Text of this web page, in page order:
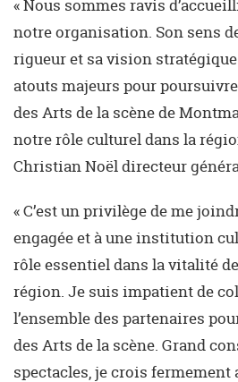
« Nous sommes ravis
notre organisation. Son sens
rigueur et sa vision
atouts majeurs pour
des Arts de la scène de
notre rôle culturel dans la
Christian Noël directeur
« C’est un privilège de me
engagée et à une institution
rôle essentiel dans la vitalité
région. Je suis impatient de
l’ensemble des partenaires
des Arts de la scène. Grand
spectacles, je crois fermement